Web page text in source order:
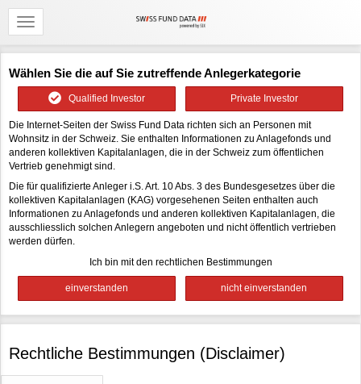
Wählen Sie die auf Sie zutreffende Anlegerkategorie
Qualified Investor Private Investor
Die Internet-Seiten der Swiss Fund Data richten sich an Personen mit
Wohnsitz in der Schweiz. Sie enthalten Informationen zu Anlagefonds und
anderen kollektiven Kapitalanlagen, die in der Schweiz zum öffentlichen
Vertrieb genehmigt sind.
Die für qualifizierte Anleger i.S. Art. 10 Abs. 3 des Bundesgesetzes über die
kollektiven Kapitalanlagen (KAG) vorgesehenen Seiten enthalten auch
Informationen zu Anlagefonds und anderen kollektiven Kapitalanlagen, die
ausschliesslich solchen Anlegern angeboten und nicht öffentlich vertrieben
werden dürfen.
Ich bin mit den rechtlichen Bestimmungen
Rechtliche Bestimmungen (Disclaimer)